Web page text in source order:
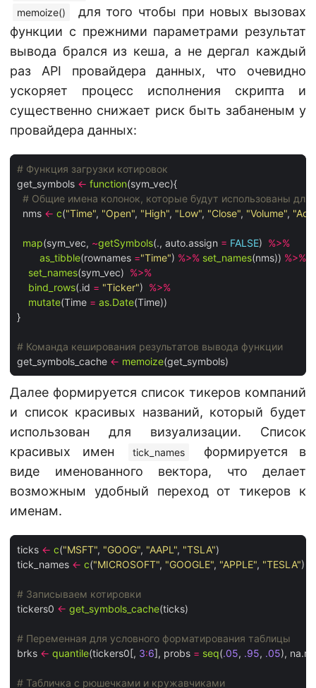
memoize()
для того чтобы при новых вызовах
функции с прежними параметрами результат
вывода брался из кеша, а не дергал каждый
раз API провайдера данных, что очевидно
ускоряет процесс исполнения скрипта и
существенно снижает риск быть забаненым у
провайдера данных:
# Функция загрузки котировок
get_symbols <- function(sym_vec){
# Общие имена колонок, которые будут использованы для
  nms
<- c("Time", "Open", "High", "Low", "Close", "Volume",
map(sym_vec, ~getSymbols(., auto.assign = FALSE) %>%
as_tibble(rownames ="Time") %>% set_names(nms)) %>%
set_names(sym_vec) %>%
bind_rows(.id = "Ticker") %>%
mutate(Time = as.Date(Time))
}
# Команда кеширования результатов вывода функции
get_symbols_cache <- memoize
Далее формируется список тикеров компаний
и список красивых названий, который будет
использован для визуализации. Список
красивых имен
tick_names
формируется в
виде именованного вектора, что делает
возможным удобный переход от тикеров к
именам.
ticks <- c("MSFT", "GOOG", "AAPL", "TSLA")
tick_names <- c("MICROSOFT", "GOOGLE", "APPLE", "TESLA")
# Записываем котировки
tickers0 <- get_symbols_cache(ticks)
# Переменная для условного форматирования таблицы
brks <- quantile(tickers0[, 3:6], probs = seq(.05, .95, .05),
# Табличка с рюшечками и кружавчиками